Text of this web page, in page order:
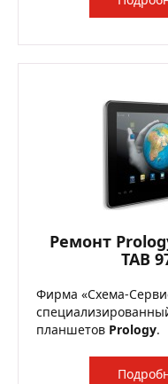
Ремонт
TAB
Фирма «Схема-
планшетов Prology.